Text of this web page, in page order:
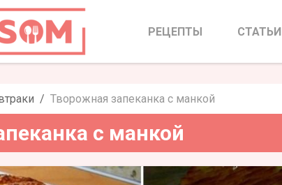
Творожная запеканка с манкой
РЕЦЕПТЫ СТАТЬИ
Творожная запеканка с манкой
с манкой